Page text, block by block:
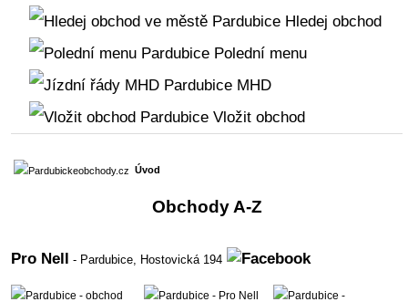
Hledej obchod
Polední menu
MHD
Vložit obchod
Úvod
Obchody A-Z
Pro Nell - Pardubice, Hostovická 194